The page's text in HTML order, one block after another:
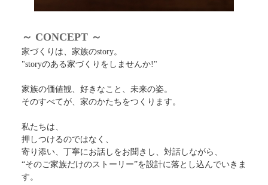
～ CONCEPT ～
家づくりは、家族のstory。
"storyのある家づくりをしませんか!"
家族の価値観、好きなこと、未来の姿。
そのすべてが、家のかたちをつくります。
私たちは、
押しつけるのではなく、
寄り添い、丁寧にお話しをお聞きし、対話しながら、
“そのご家族だけのストーリー”を設計に落とし込んでいきま
す。